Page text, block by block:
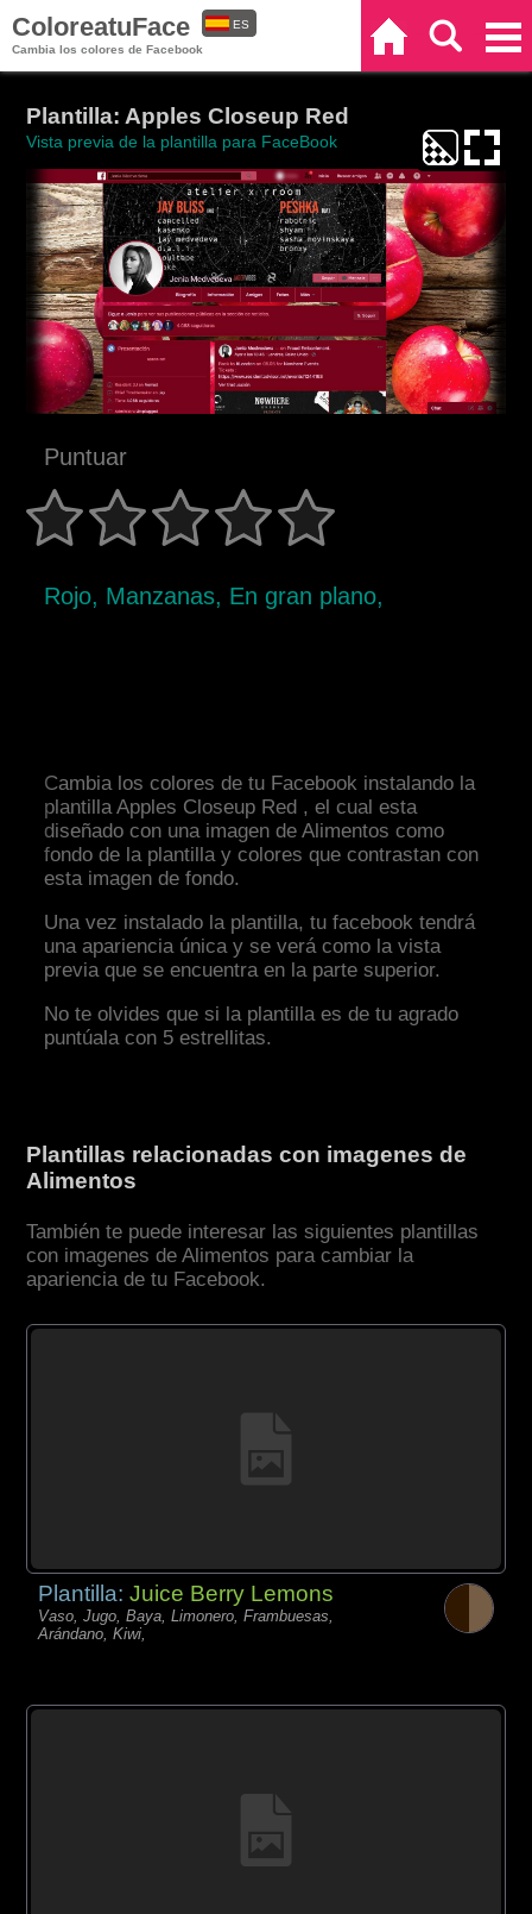
ColoreatuFace
Cambia los colores de Facebook
ES
Plantilla: Apples Closeup Red
Vista previa de la plantilla para FaceBook
Puntuar
Rojo, Manzanas, En gran plano,
Cambia los colores de tu Facebook instalando la
plantilla Apples Closeup Red , el cual esta
diseñado con una imagen de Alimentos como
fondo de la plantilla y colores que contrastan con
esta imagen de fondo.
Una vez instalado la plantilla, tu facebook tendrá
una apariencia única y se verá como la vista
previa que se encuentra en la parte superior.
No te olvides que si la plantilla es de tu agrado
puntúala con 5 estrellitas.
Plantillas relacionadas con imagenes de
Alimentos
También te puede interesar las siguientes plantillas
con imagenes de Alimentos para cambiar la
apariencia de tu Facebook.
Plantilla:Juice Berry Lemons
Vaso, Jugo, Baya, Limonero, Frambuesas,
Arándano, Kiwi,